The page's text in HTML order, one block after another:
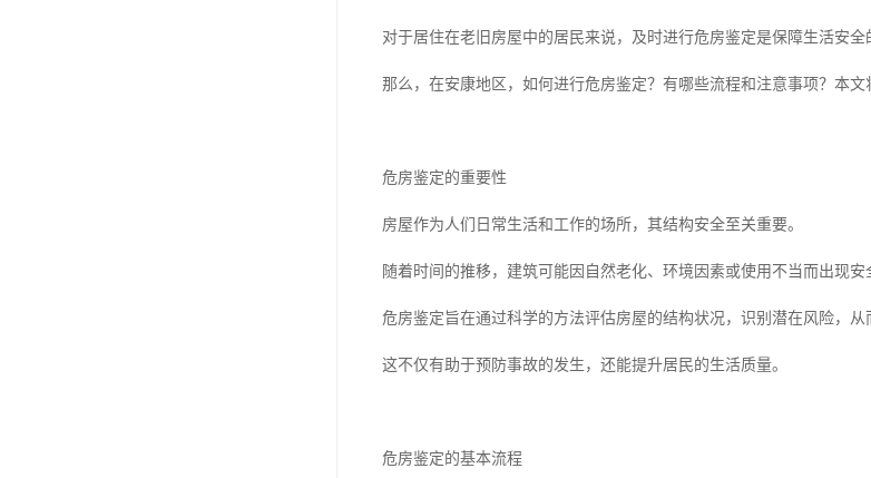
对于居住在老旧房屋中的居民来说，及时进行危房鉴定是保障生活安全
那么，在安康地区，如何进行危房鉴定？有哪些流程和注意事项？本文
危房鉴定的重要性
房屋作为人们日常生活和工作的场所，其结构安全至关重要。
随着时间的推移，建筑可能因自然老化、环境因素或使用不当而出现安
危房鉴定旨在通过科学的方法评估房屋的结构状况，识别潜在风险，从
这不仅有助于预防事故的发生，还能提升居民的生活质量。
危房鉴定的基本流程